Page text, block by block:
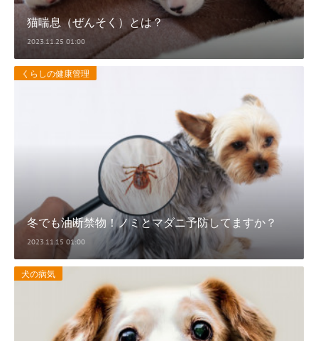
猫喘息（ぜんそく）とは？
2023.11.25 01:00
くらしの健康管理
冬でも油断禁物！ノミとマダニ予防してますか？
2023.11.15 01:00
犬の病気